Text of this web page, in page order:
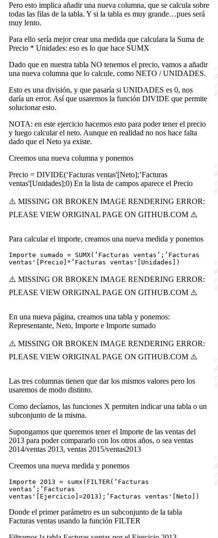
Pero esto implica añadir una nueva columna, que se calcula sobre
todas las filas de la tabla. Y si la tabla es muy grande…pues será
muy lento.
Para ello sería mejor crear una medida que calculara la Suma de
Precio * Unidades: eso es lo que hace SUMX
Dado que en nuestra tabla NO tenemos el precio, vamos a añadir
una nueva columna que lo calcule, como NETO / UNIDADES.
Esto es una división, y que pasaría si UNIDADES es 0, nos
daría un error. Así que usaremos la función DIVIDE que permite
solucionar esto.
NOTA: en este ejercicio hacemos esto para poder tener el precio
y luego calcular el neto. Aunque en realidad no nos hace falta
dado que el Neto ya existe.
Creemos una nueva columna y ponemos
Precio = DIVIDE(‘Facturas ventas'[Neto];’Facturas
ventas'[Unidades];0) En la lista de campos aparece el Precio
Para calcular el importe, creamos una nueva medida y ponemos
Importe sumado = SUMX(‘Facturas ventas’;’Facturas
ventas'[Precio]*’Facturas ventas'[Unidades])
En una nueva página, creamos una tabla y ponemos:
Representante, Neto, Importe e Importe sumado
Las tres columnas tienen que dar los mismos valores pero los
usaremos de modo distinto.
Como decíamos, las funciones X permiten indicar una tabla o un
subconjunto de la misma.
Supongamos que queremos tener el Importe de las ventas del
2013 para poder compararlo con los otros años, o sea ventas
2014/ventas 2013, ventas 2015/ventas2013
Creemos una nueva medida y ponemos
Importe 2013 = sumx(FILTER(‘Facturas
ventas’;’Facturas
ventas'[Ejercicio]=2013);’Facturas ventas'[Neto])
Donde el primer parámetro es un subconjunto de la tabla
Facturas ventas usando la función FILTER